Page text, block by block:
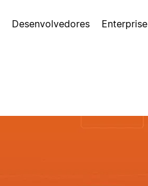
Desenvolvedores Enterprise